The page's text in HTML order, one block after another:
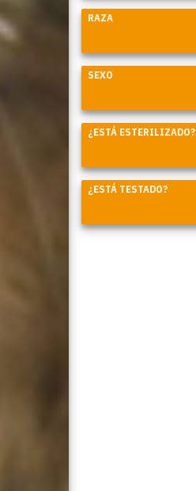
RAZA
SEXO
¿ESTÁ ESTERILIZADO?
¿ESTÁ TESTADO?